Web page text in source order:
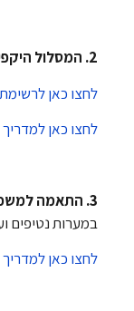
2. המסלול
לחצו כאן לרשימת 10 דירות מומלצות למשפחות בבודפשט…
לחצו כאן
3. התאמה
במערות נטיפים
לחצו כאן